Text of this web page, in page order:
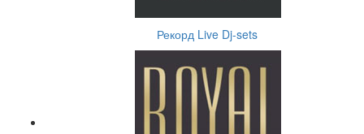
Рекорд Live Dj-sets